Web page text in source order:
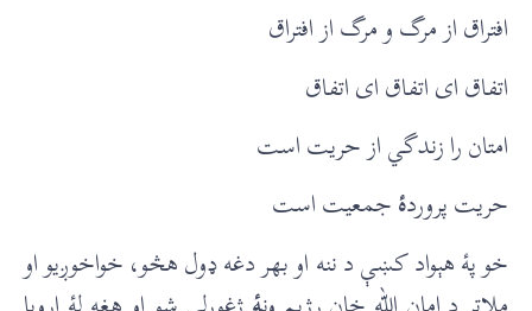
افتراق از مرگ و مرگ از افتراق
اتفاق ای اتفاق ای اتفاق
امتان را زندگي از حريت است
حريت پروردۀجمعيت است
خو پۀ هېواد کښې د ننه او بهر دغه ډول هڅو، خواخوږیو او